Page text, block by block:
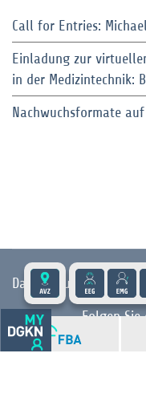
Call for Entries:
Einladung zur
in der Medizintechnik:
Nachwuchsformate
Datenschutz |
Folgen Sie
© 2026 DGKN | Privacy